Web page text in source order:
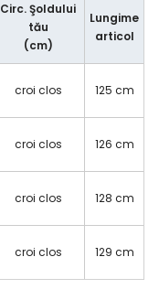
Circ. Şoldului
tău
(cm)
Lungime
articol
croi clos 125 cm
croi clos 126 cm
croi clos 128 cm
croi clos 129 cm